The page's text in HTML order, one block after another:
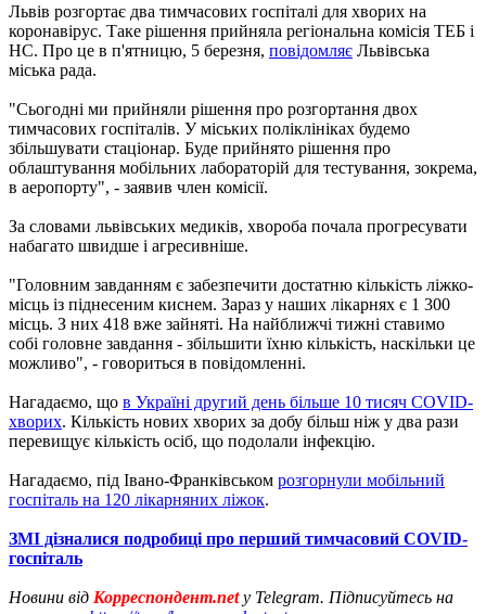
Львів розгортає два тимчасових госпіталі для хворих на
коронавірус. Таке рішення прийняла регіональна комісія ТЕБ і
НС. Про це в п'ятницю, 5 березня, повідомляє Львівська
міська рада.
"Сьогодні ми прийняли рішення про розгортання двох
тимчасових госпіталів. У міських поліклініках будемо
збільшувати стаціонар. Буде прийнято рішення про
облаштування мобільних лабораторій для тестування, зокрема,
в аеропорту", - заявив член комісії.
За словами львівських медиків, хвороба почала прогресувати
набагато швидше і агресивніше.
"Головним завданням є забезпечити достатню кількість ліжко-
місць із піднесеним киснем. Зараз у наших лікарнях є 1 300
місць. З них 418 вже зайняті. На найближчі тижні ставимо
собі головне завдання - збільшити їхню кількість, наскільки це
можливо", - говориться в повідомленні.
Нагадаємо, що в Україні другий день більше 10 тисяч COVID-
хворих. Кількість нових хворих за добу більш ніж у два рази
перевищує кількість осіб, що подолали інфекцію.
Нагадаємо, під Івано-Франківськом розгорнули мобільний
госпіталь на 120 лікарняних ліжок.
ЗМІ дізналися подробиці про перший тимчасовий COVID-
госпіталь
Новини від Корреспондент.netу Telegram. Підписуйтесь на